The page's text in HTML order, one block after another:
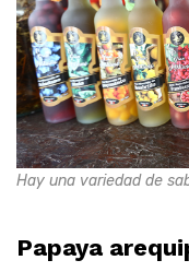
Hay una variedad de
Papaya